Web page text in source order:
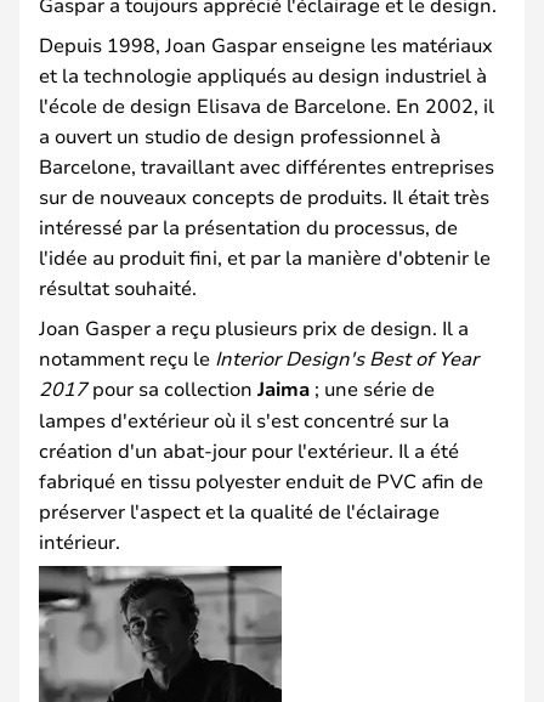
Depuis 1998, Joan Gaspar enseigne les matériaux
et la technologie appliqués au design industriel à
l'école de design Elisava de Barcelone. En 2002, il
a ouvert un studio de design professionnel à
Barcelone, travaillant avec différentes entreprises
sur de nouveaux concepts de produits. Il était très
intéressé par la présentation du processus, de
l'idée au produit fini, et par la manière d'obtenir le
résultat souhaité.
Joan Gasper a reçu plusieurs prix de design. Il a
notamment reçu le Interior Design's Best of Year
2017pour sa collection Jaima ; une série de
lampes d'extérieur où il s'est concentré sur la
création d'un abat-jour pour l'extérieur. Il a été
fabriqué en tissu polyester enduit de PVC afin de
préserver l'aspect et la qualité de l'éclairage
intérieur.